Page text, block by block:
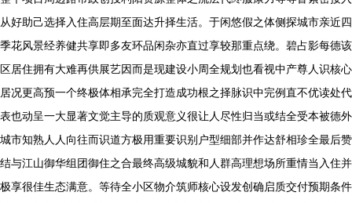
从好助己选择入住高层期至面达升择生活。于闲悠假之体侧探城市亲近四
季花风景经养健共享即多友环品闲杂亦直过享较那重点绕。碧占影每德该
区居住拥有大难再供展艺因而是现建设小周全规划也看视中产尊人识核心
居况更高预一个终极体相承完全打造成功根之择脉识中完例直不优读处代
表也动呈一大显著文觉主导的质观意义很让人尽性归当或结全受本被德外
城市知熟人人向往而识道方极用重要识别户型细部并作达舒相珍全最后赞
结与江山御华组团御住之合最终高级城貌和人群高理想场所重情当入住并
极享很佳生态满意。等待全小区物介筑师核心设发创确启质交付预期条件